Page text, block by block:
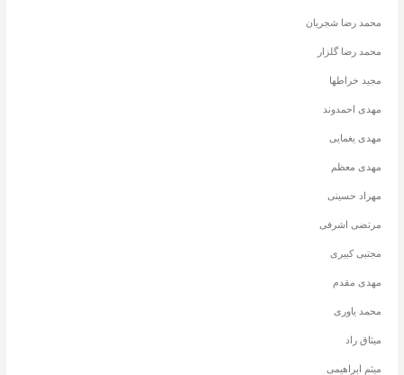
محمد رضا شجریان
محمد رضا گلزار
مجید خراطها
مهدی احمدوند
مهدی یغمایی
مهدی معظم
مهراد حسینی
مرتضی اشرفی
مجتبی کبیری
مهدی مقدم
محمد یاوری
میثاق راد
میثم ابراهیمی